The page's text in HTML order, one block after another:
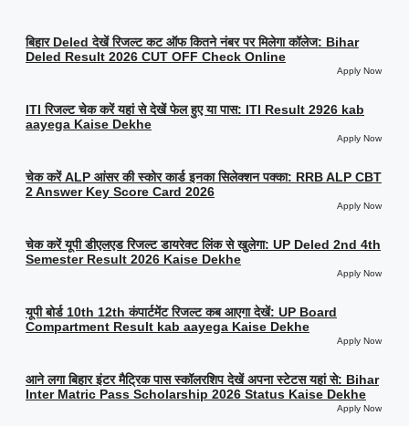
बिहार Deled देखें रिजल्ट कट ऑफ कितने नंबर पर मिलेगा कॉलेज: Bihar
Deled Result 2026 CUT OFF Check Online
Apply Now
ITI रिजल्ट चेक करें यहां से देखें फेल हुए या पास: ITI Result 2926 kab
aayega Kaise Dekhe
Apply Now
चेक करें ALP आंसर की स्कोर कार्ड इनका सिलेक्शन पक्का: RRB ALP CBT
2 Answer Key Score Card 2026
Apply Now
चेक करें यूपी डीएलएड रिजल्ट डायरेक्ट लिंक से खुलेगा: UP Deled 2nd 4th
Semester Result 2026 Kaise Dekhe
Apply Now
यूपी बोर्ड 10th 12th कंपार्टमेंट रिजल्ट कब आएगा देखें: UP Board
Compartment Result kab aayega Kaise Dekhe
Apply Now
आने लगा बिहार इंटर मैट्रिक पास स्कॉलरशिप देखें अपना स्टेटस यहां से: Bihar
Inter Matric Pass Scholarship 2026 Status Kaise Dekhe
Apply Now